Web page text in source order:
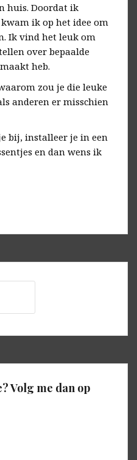
huis. Doordat ik
ik op het idee om
Ik vind het leuk om
over bepaalde
heb.
zou je die leuke
anderen er misschien
bij, installeer je in een
en dan wens ik
Volg me dan op